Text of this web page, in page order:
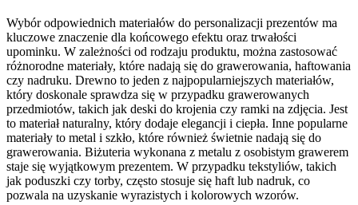
Wybór odpowiednich materiałów do personalizacji prezentów ma
kluczowe znaczenie dla końcowego efektu oraz trwałości
upominku. W zależności od rodzaju produktu, można zastosować
różnorodne materiały, które nadają się do grawerowania, haftowania
czy nadruku. Drewno to jeden z najpopularniejszych materiałów,
który doskonale sprawdza się w przypadku grawerowanych
przedmiotów, takich jak deski do krojenia czy ramki na zdjęcia. Jest
to materiał naturalny, który dodaje elegancji i ciepła. Inne popularne
materiały to metal i szkło, które również świetnie nadają się do
grawerowania. Biżuteria wykonana z metalu z osobistym grawerem
staje się wyjątkowym prezentem. W przypadku tekstyliów, takich
jak poduszki czy torby, często stosuje się haft lub nadruk, co
pozwala na uzyskanie wyrazistych i kolorowych wzorów.